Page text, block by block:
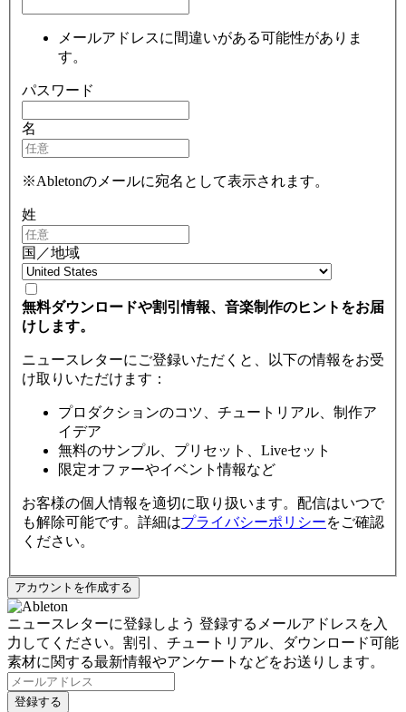
メールアドレスに間違いがある可能性がありま
す。
パスワード
名
※Abletonのメールに宛名として表示されます。
姓
国／地域
無料ダウンロードや割引情報、音楽制作のヒントをお届
けします。
ニュースレターにご登録いただくと、以下の情報をお受
け取りいただけます：
プロダクションのコツ、チュートリアル、制作ア
イデア
無料のサンプル、プリセット、Liveセット
限定オファーやイベント情報など
お客様の個人情報を適切に取り扱います。配信はいつで
も解除可能です。詳細はプライバシーポリシーをご確認
ください。
ニュースレターに登録しよう 登録するメールアドレスを入
力してください。割引、チュートリアル、ダウンロード可能
素材に関する最新情報やアンケートなどをお送りします。